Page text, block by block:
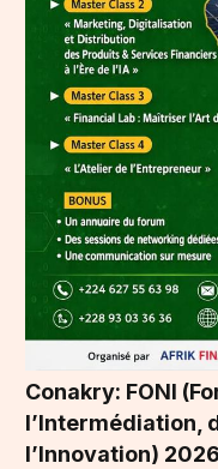
Conakry: FONI
l’Intermédiation,
l’Innovation) 2026